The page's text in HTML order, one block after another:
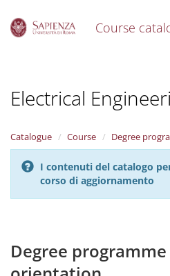
Course
Electrical
Catalogue Course Degree
I contenuti del catalogo
corso di aggiornamento
Degree